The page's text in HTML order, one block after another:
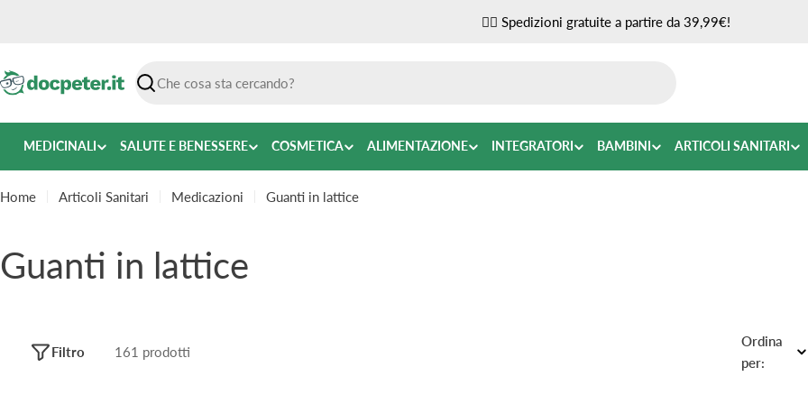
✌🏼 Spedizioni gratuite a partire da 39,99€!
Ricerca
MEDICINALI SALUTE E BENESSERE COSMETICA ALIMENTAZIONE INTEGRATORI BAMBINI ARTICOLI SANITARI
Home Articoli Sanitari Medicazioni Guanti in lattice
C
Guanti in lattice
161 prodotti
Filtro
Ordina
per: